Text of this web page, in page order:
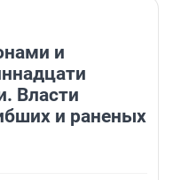
и
Власти
и раненых